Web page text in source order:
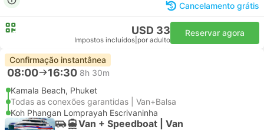
Cancelamento grátis
USD 33
Impostos incluídos por adulto
Reservar agora
Confirmação instantânea
08:00 16:30 8h 30m
Kamala Beach, Phuket
Todas as conexões garantidas | Van+Balsa
Koh Phangan Lomprayah Escrivaninha
Van + Speedboat | Van